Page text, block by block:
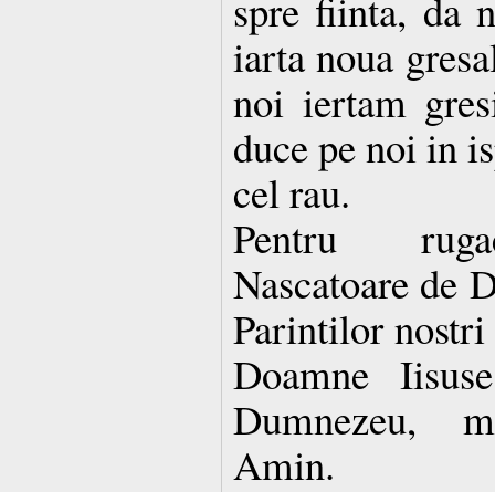
iarta noua
noi iertam
duce pe noi in
cel rau.
Pentru
Nascatoare de
Parintilor
Doamne
Dumnezeu,
Amin.